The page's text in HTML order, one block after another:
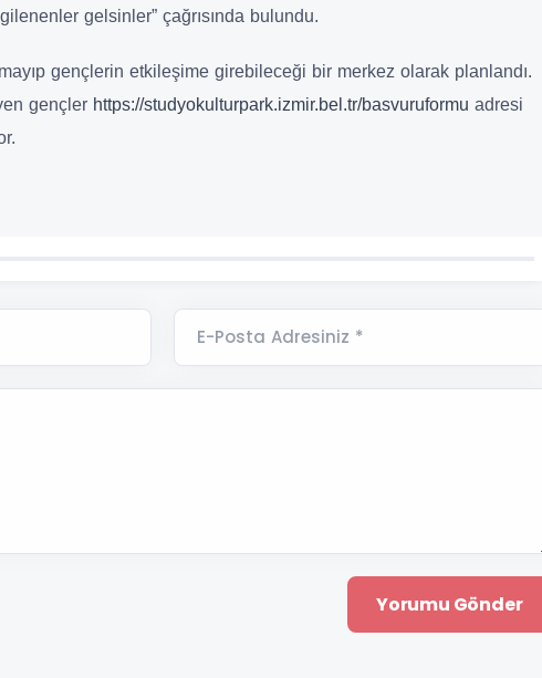
gelsinler” çağrısında bulundu.
gençlerin etkileşime girebileceği bir merkez olarak planlandı.
gençler https://studyokulturpark.izmir.bel.tr/basvuruformu adresi
E-Posta Adresiniz *